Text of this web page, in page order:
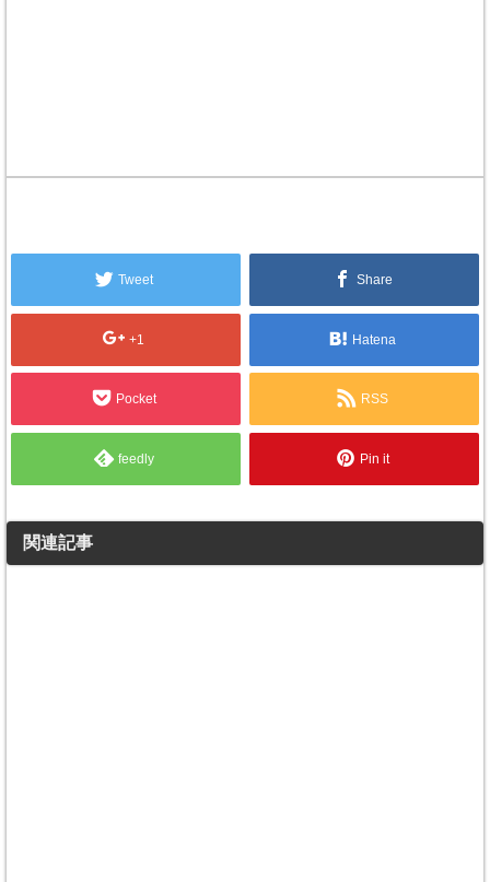
Tweet Share
+1 Hatena
Pocket RSS
feedly Pin it
関連記事